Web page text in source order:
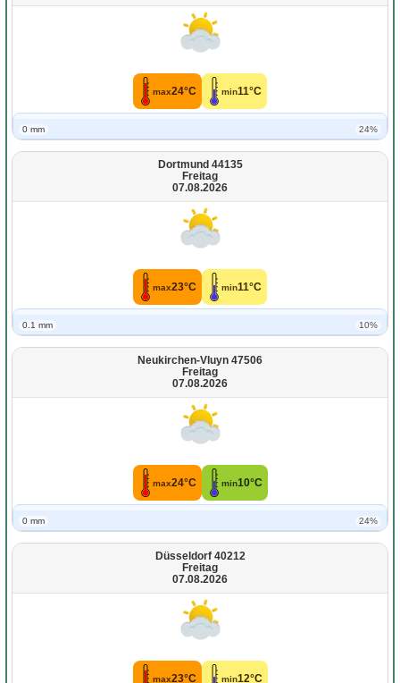
max24°C min11°C
0 mm 24%
Dortmund 44135
Freitag
07.08.2026
max23°C min11°C
0.1 mm 10%
Neukirchen-Vluyn 47506
Freitag
07.08.2026
max24°C min10°C
0 mm 24%
Düsseldorf 40212
Freitag
07.08.2026
max23°C min12°C